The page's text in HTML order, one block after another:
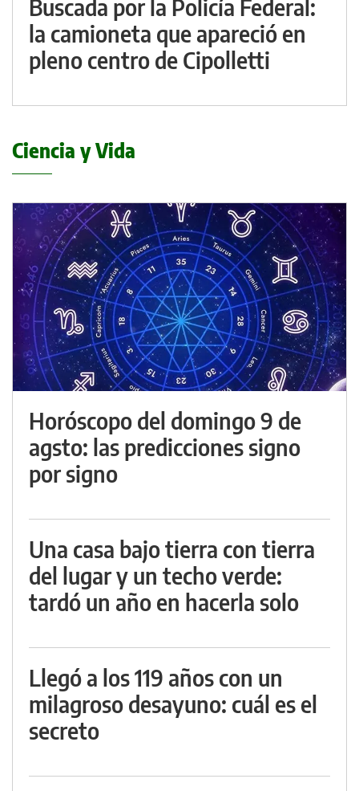
Buscada por la Policía Federal:
la camioneta que apareció en
pleno centro de Cipolletti
Ciencia y Vida
Horóscopo del domingo 9 de
agsto: las predicciones signo
por signo
Una casa bajo tierra con tierra
del lugar y un techo verde:
tardó un año en hacerla solo
Llegó a los 119 años con un
milagroso desayuno: cuál es el
secreto